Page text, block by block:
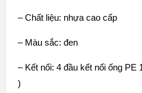
– Chất liệu: nhựa cao cấp
– Màu sắc: đen
– Kết nối: 4 đầu kết nối ống
)